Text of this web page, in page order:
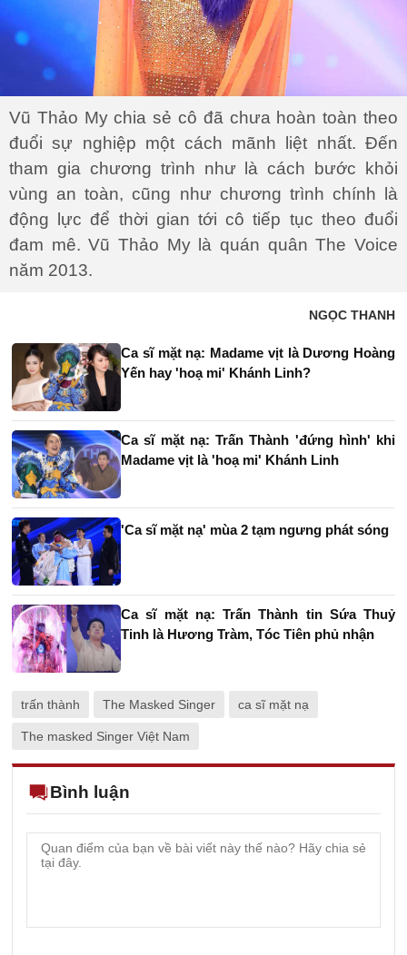
Vũ Thảo My chia sẻ cô đã chưa hoàn toàn theo
đuổi sự nghiệp một cách mãnh liệt nhất. Đến
tham gia chương trình như là cách bước khỏi
vùng an toàn, cũng như chương trình chính là
động lực để thời gian tới cô tiếp tục theo đuổi
đam mê. Vũ Thảo My là quán quân The Voice
năm 2013.
NGỌC THANH
Ca sĩ mặt nạ: Madame vịt là Dương Hoàng
Yến hay 'hoạ mi' Khánh Linh?
Ca sĩ mặt nạ: Trấn Thành 'đứng hình' khi
Madame vịt là 'hoạ mi' Khánh Linh
'Ca sĩ mặt nạ' mùa 2 tạm ngưng phát sóng
Ca sĩ mặt nạ: Trấn Thành tin Sứa Thuỷ
Tinh là Hương Tràm, Tóc Tiên phủ nhận
trấn thành The Masked Singer ca sĩ mặt nạ
The masked Singer Việt Nam
Bình luận